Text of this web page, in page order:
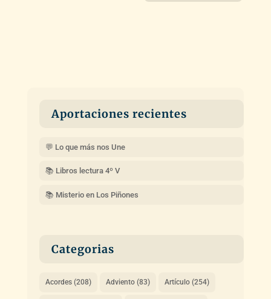
Aportaciones recientes
💬 Lo que más nos Une
📚 Libros lectura 4º V
📚 Misterio en Los Piñones
Categorias
Acordes(208) Adviento(83) Artículo(254)